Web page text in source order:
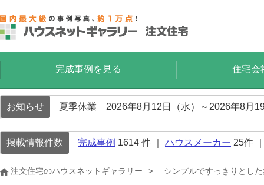
完成事例を見る 住宅会
お知らせ 夏季休業 2026年8月12日（水）～2026年8月
掲載情報件数 完成事例 1614 件 ｜ ハウスメーカー 25件
注文住宅のハウスネットギャラリー シンプルですっきりとし